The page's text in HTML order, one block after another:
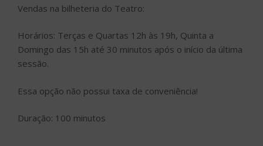
Vendas na bilheteria do Teatro:
Horários: Terças e Quartas 12h às 19h, Quinta a
Domingo das 15h até 30 minutos após o início da última
sessão.
Essa opção não possui taxa de conveniência!
Duração: 100 minutos